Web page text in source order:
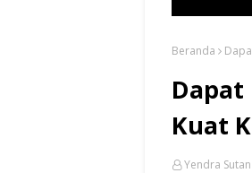
Beranda
Dapat
Kuat
Yendra